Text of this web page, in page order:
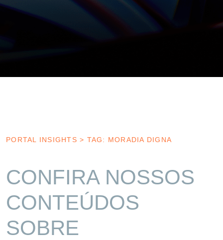
PORTAL INSIGHTS > TAG: MORADIA DIGNA
CONFIRA NOSSOS
CONTEÚDOS
SOBRE